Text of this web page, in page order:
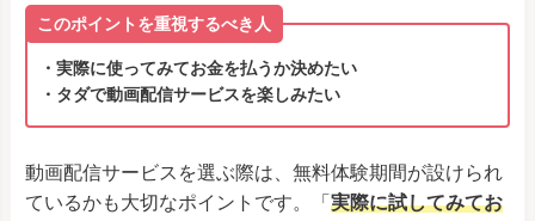
このポイントを重視するべき人
・実際に使ってみてお金を払うか決めたい
・タダで動画配信サービスを楽しみたい
動画配信サービスを選ぶ際は、無料体験期間が設けられ
ているかも大切なポイントです。「 実際に試してみてお